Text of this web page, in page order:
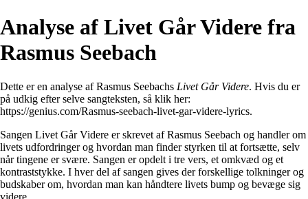
Analyse af Livet Går Videre fra
Rasmus Seebach
Dette er en analyse af Rasmus Seebachs Livet Går Videre. Hvis du er
på udkig efter selve sangteksten, så klik her:
https://genius.com/Rasmus-seebach-livet-gar-videre-lyrics.
Sangen Livet Går Videre er skrevet af Rasmus Seebach og handler om
livets udfordringer og hvordan man finder styrken til at fortsætte, selv
når tingene er svære. Sangen er opdelt i tre vers, et omkvæd og et
kontraststykke. I hver del af sangen gives der forskellige tolkninger og
budskaber om, hvordan man kan håndtere livets bump og bevæge sig
videre.